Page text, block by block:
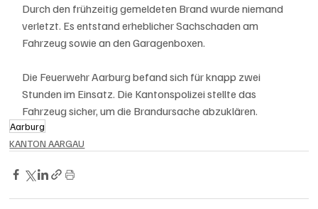
Durch den frühzeitig gemeldeten Brand wurde niemand
verletzt. Es entstand erheblicher Sachschaden am
Fahrzeug sowie an den Garagenboxen.
Die Feuerwehr Aarburg befand sich für knapp zwei
Stunden im Einsatz. Die Kantonspolizei stellte das
Fahrzeug sicher, um die Brandursache abzuklären.
Aarburg
KANTON AARGAU